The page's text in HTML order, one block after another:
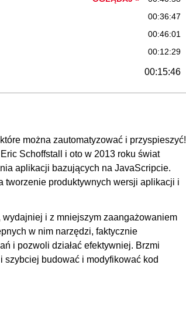
00:36:47
00:46:01
00:12:29
00:15:46
00:01:26
OGLĄDAJ » 00:05:16
00:20:10
00:01:26
00:04:41
00:28:51
można zautomatyzować i przyspieszyć!
Schoffstall i oto w 2013 roku świat
aplikacji bazujących na JavaScripcie.
tworzenie produktywnych wersji aplikacji i
i z mniejszym zaangażowaniem
w nim narzędzi, faktycznie
i pozwoli działać efektywniej. Brzmi
szybciej budować i modyfikować kod